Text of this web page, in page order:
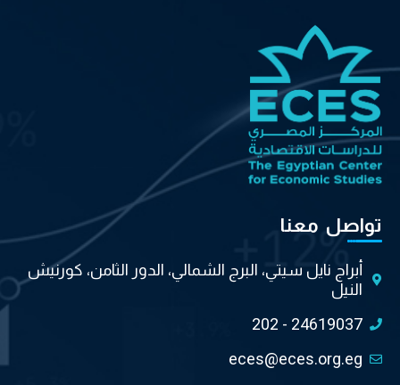
تواصل معنا
أبراج نايل سيتي، البرج الشمالي، الدور الثامن، كورنيش
النيل
202 - 24619037
eces@eces.org.eg